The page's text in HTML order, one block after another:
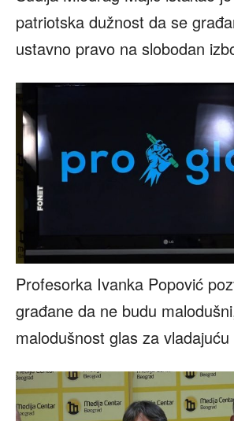
patriotska dužnost da se
ustavno pravo na slobodan
Profesorka Ivanka Popović
građane da ne budu
malodušnost glas za